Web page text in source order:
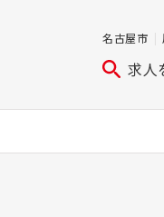
名古屋市
求人